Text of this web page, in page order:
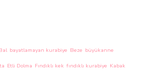
bayatlamayan kurabiye Beze büyükanne
Etli Dolma Fındıklı kek fındıklı kurabiye Kabak